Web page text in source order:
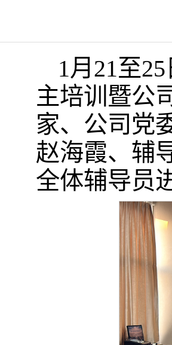
1月21至
主培训暨公
家、公司党
赵海霞、辅
全体辅导员